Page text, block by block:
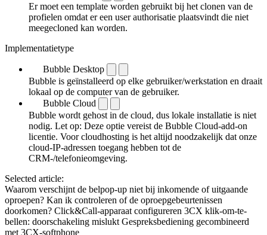
Er moet een template worden gebruikt bij het clonen van de
profielen omdat er een user authorisatie plaatsvindt die niet
meegecloned kan worden.
Implementatietype
Bubble Desktop
Bubble is geïnstalleerd op elke gebruiker/werkstation en draait
lokaal op de computer van de gebruiker.
Bubble Cloud
Bubble wordt gehost in de cloud, dus lokale installatie is niet
nodig. Let op: Deze optie vereist de Bubble Cloud-add-on
licentie. Voor cloudhosting is het altijd noodzakelijk dat onze
cloud-IP-adressen toegang hebben tot de
CRM-/telefonieomgeving.
Selected article:
Waarom verschijnt de belpop-up niet bij inkomende of uitgaande
oproepen? Kan ik controleren of de oproepgebeurtenissen
doorkomen? Click&Call-apparaat configureren 3CX klik-om-te-
bellen: doorschakeling mislukt Gespreksbediening gecombineerd
met 3CX-softphone